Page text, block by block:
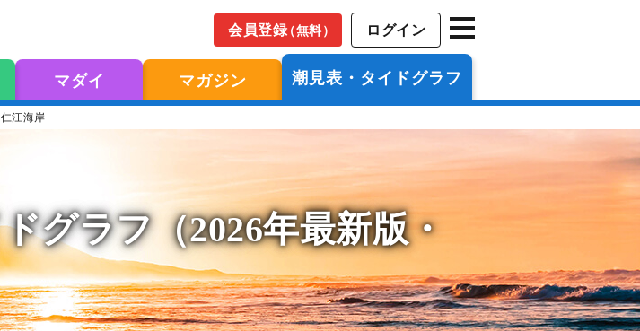
会員登録（無料） ログイン
マダイ マガジン 潮見表・タイドグラフ
仁江海岸
グラフ（2026年最新版・